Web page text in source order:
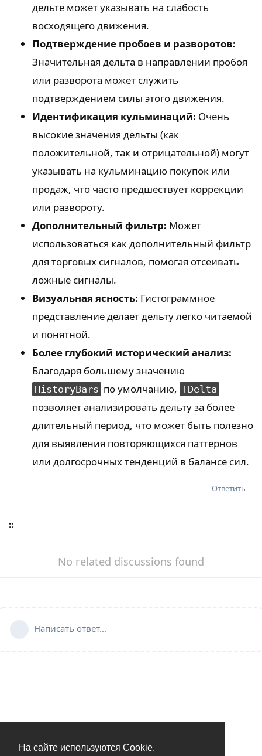
На сайте используются Cookie.
дельте может указывать на слабость
восходящего движения.
Подтверждение пробоев и разворотов:
Значительная дельта в направлении пробоя
или разворота может служить
подтверждением силы этого движения.
Идентификация кульминаций: Очень
высокие значения дельты (как
положительной, так и отрицательной) могут
указывать на кульминацию покупок или
продаж, что часто предшествует коррекции
или развороту.
Дополнительный фильтр: Может
использоваться как дополнительный фильтр
для торговых сигналов, помогая отсеивать
ложные сигналы.
Визуальная ясность: Гистограммное
представление делает дельту легко читаемой
и понятной.
Более глубокий исторический анализ:
Благодаря большему значению
HistoryBars по умолчанию, TDelta
позволяет анализировать дельту за более
длительный период, что может быть полезно
для выявления повторяющихся паттернов
или долгосрочных тенденций в балансе сил.
Ответить
::
No related discussions found
Написать ответ...